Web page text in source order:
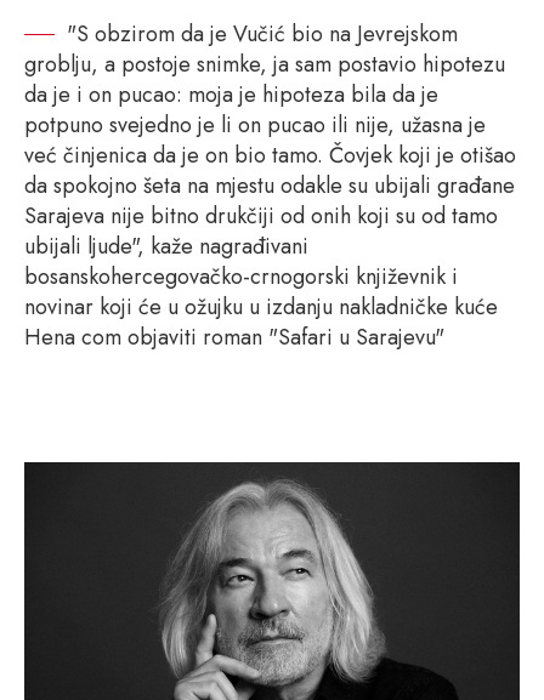
"S obzirom da je Vučić bio na Jevrejskom
groblju, a postoje snimke, ja sam postavio hipotezu
da je i on pucao: moja je hipoteza bila da je
potpuno svejedno je li on pucao ili nije, užasna je
već činjenica da je on bio tamo. Čovjek koji je otišao
da spokojno šeta na mjestu odakle su ubijali građane
Sarajeva nije bitno drukčiji od onih koji su od tamo
ubijali ljude", kaže nagrađivani
bosanskohercegovačko-crnogorski književnik i
novinar koji će u ožujku u izdanju nakladničke kuće
Hena com objaviti roman "Safari u Sarajevu"